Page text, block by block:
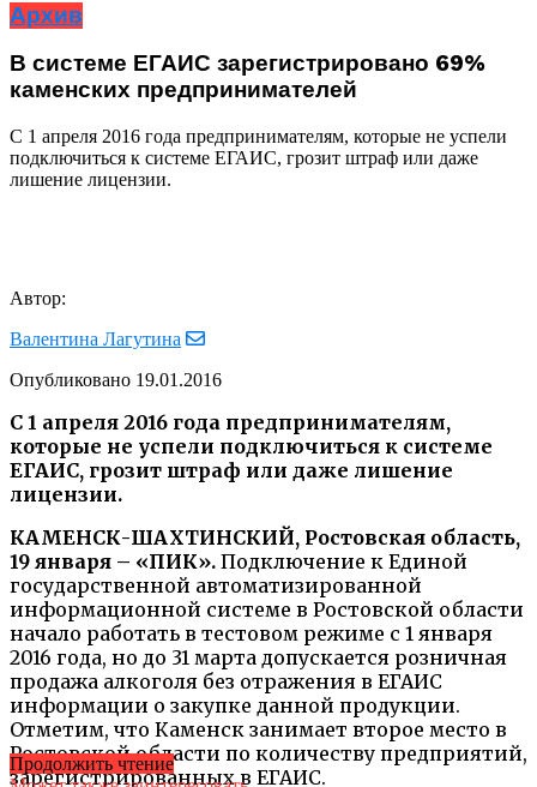
Архив
В системе ЕГАИС зарегистрировано 69%
каменских предпринимателей
С 1 апреля 2016 года предпринимателям, которые не успели
подключиться к системе ЕГАИС, грозит штраф или даже
лишение лицензии.
Автор:
Валентина Лагутина
Опубликовано 19.01.2016
С 1 апреля 2016 года предпринимателям,
которые не успели подключиться к системе
ЕГАИС, грозит штраф или даже лишение
лицензии.
КАМЕНСК-ШАХТИНСКИЙ, Ростовская область,
19 января – «ПИК». Подключение к Единой
государственной автоматизированной
информационной системе в Ростовской области
начало работать в тестовом режиме с 1 января
2016 года, но до 31 марта допускается розничная
продажа алкоголя без отражения в ЕГАИС
информации о закупке данной продукции.
Отметим, что Каменск занимает второе место в
Ростовской области по количеству предприятий,
зарегистрированных в ЕГАИС.
Продолжить чтение